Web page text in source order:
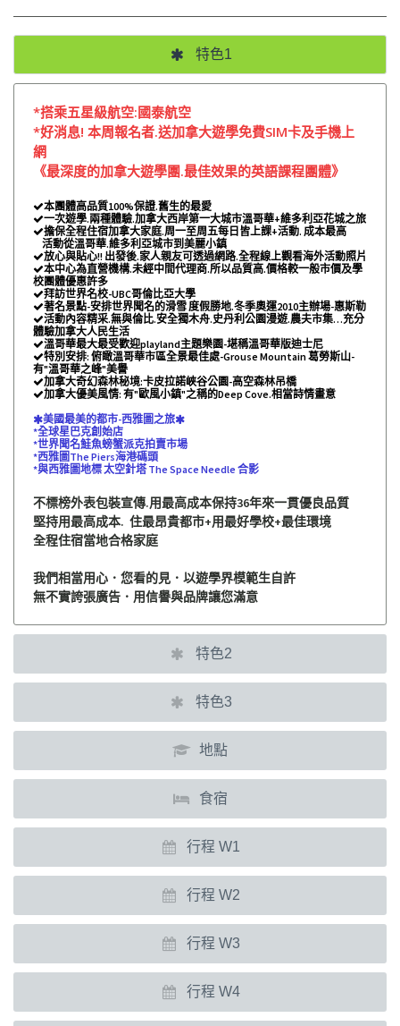
特色1
*搭乘五星級航空:國泰航空
*好消息! 本周報名者.送加拿大遊學免費SIM卡及手機上
網
《最深度的加拿大遊學團.最佳效果的英語課程團體》
本團體高品質100%保證.舊生的最愛
一次遊學.兩種體驗.加拿大西岸第一大城市溫哥華+維多利亞花城之旅
擔保全程住宿加拿大家庭.周一至周五每日皆上課+活動. 成本最高
活動從溫哥華.維多利亞城市到美麗小鎮
放心與貼心!! 出發後.家人親友可透過網路.全程線上觀看海外活動照片
本中心為直營機構.未經中間代理商.所以品質高.價格較一般市價及學
校團體優惠許多
拜訪世界名校-UBC哥倫比亞大學
著名景點-安排世界聞名的滑雪 度假勝地.冬季奧運2010主辦場-惠斯勒
活動內容精采.無與倫比.安全獨木舟.史丹利公園漫遊.農夫市集…充分
體驗加拿大人民生活
溫哥華最大最受歡迎playland主題樂園-堪稱溫哥華版迪士尼
特別安排: 俯瞰溫哥華市區全景最佳處-Grouse Mountain 葛勞斯山-
有"溫哥華之峰"美譽
加拿大奇幻森林秘境:卡皮拉諾峽谷公園-高空森林吊橋
加拿大優美風情: 有"歐風小鎮"之稱的Deep Cove.相當詩情畫意
美國最美的都市-西雅圖之旅
*全球星巴克創始店
*世界聞名鮭魚螃蟹派克拍賣市場
*西雅圖The Piers海港碼頭
*與西雅圖地標 太空針塔 The Space Needle 合影
不標榜外表包裝宣傳.用最高成本保持36年來一貫優良品質
堅持用最高成本. 住最昂貴都市+用最好學校+最佳環境
全程住宿當地合格家庭
我們相當用心．您看的見．以遊學界模範生自許
無不實誇張廣告．用信譽與品牌讓您滿意
特色2
特色3
地點
食宿
行程 W1
行程 W2
行程 W3
行程 W4